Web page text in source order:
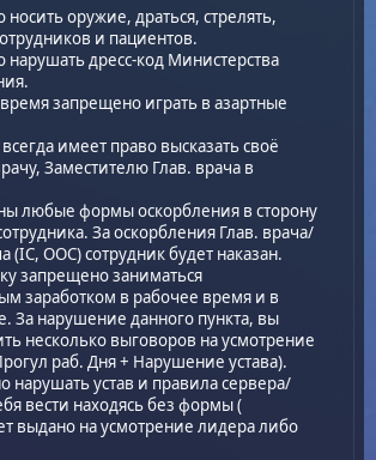
оружие, драться, стрелять,
и пациентов.
дресс-код Министерства
запрещено играть в азартные
имеет право высказать своё
Заместителю Глав. врача в
любые формы оскорбления в сторону
За оскорбления Глав. врача/
(IC, OOC) сотрудник будет наказан.
запрещено заниматься
заработком в рабочее время и в
За нарушение данного пункта, вы
несколько выговоров на усмотрение
раб. Дня + Нарушение устава).
нарушать устав и правила сервера/
вести находясь без формы (
выдано на усмотрение лидера либо